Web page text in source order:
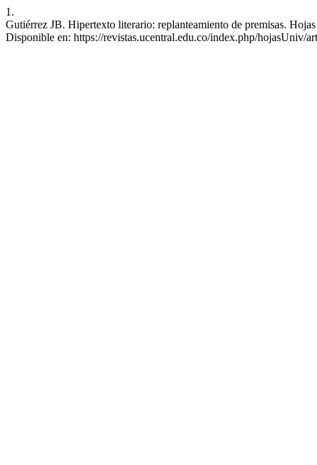
1.
Gutiérrez JB. Hipertexto literario: replanteamiento de premisas.
Disponible en: https://revistas.ucentral.edu.co/index.php/hojasUniv/